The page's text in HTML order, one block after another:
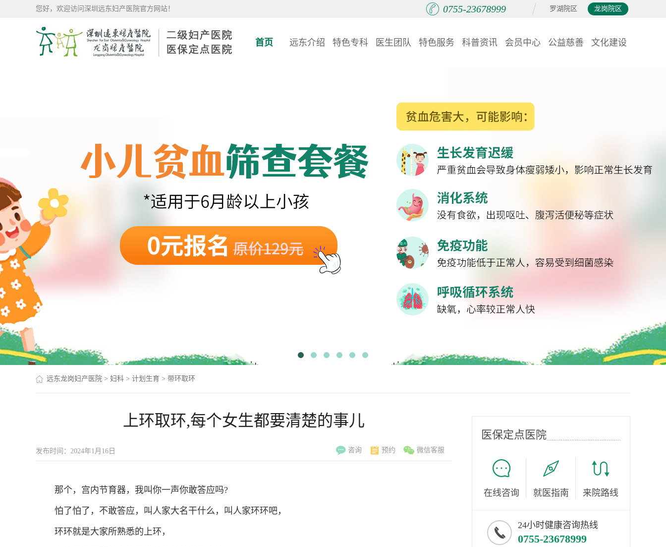
您好，欢迎访问深圳远东妇产医院官方网站！ 罗湖院区 龙岗院区
0755-23678999
首页 远东介绍 特色专科 医生团队 特色服务 科普资讯 会员中心 公益慈善 文化建设
远东龙岗妇产医院 > 妇科 > 计划生育 > 带环取环
上环取环,每个女生都要清楚的事儿
发布时间：2024年1月16日 咨询 预约 微信客服
那个，宫内节育器，我叫你一声你敢答应吗?
怕了怕了，不敢答应，叫人家大名干什么，叫人家环环吧，
环环就是大家所熟悉的上环，
医保定点医院
在线咨询 就医指南 来院路线
24小时健康咨询热线
0755-23678999